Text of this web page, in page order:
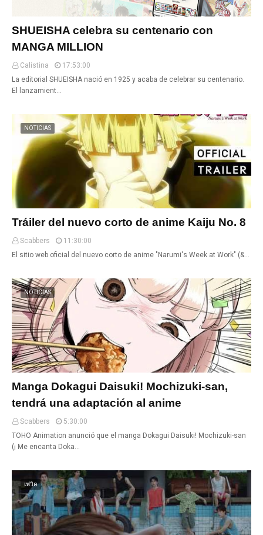
SHUEISHA celebra su centenario con
MANGA MILLION
Calistina
17:53:00
La editorial SHUEISHA nació en 1925 y acaba de celebrar su centenario.
El lanzamient…
NOTICIAS
Tráiler del nuevo corto de anime Kaiju No. 8
Scabbers
11:30:00
El sitio web oficial del nuevo corto de anime "Narumi's Week at Work" (&…
NOTICIAS
Manga Dokagui Daisuki! Mochizuki-san,
tendrá una adaptación al anime
Scabbers
5:30:00
TOHO Animation anunció que el manga Dokagui Daisuki! Mochizuki-san
(¡ Me encanta Doka…
เฟวิค